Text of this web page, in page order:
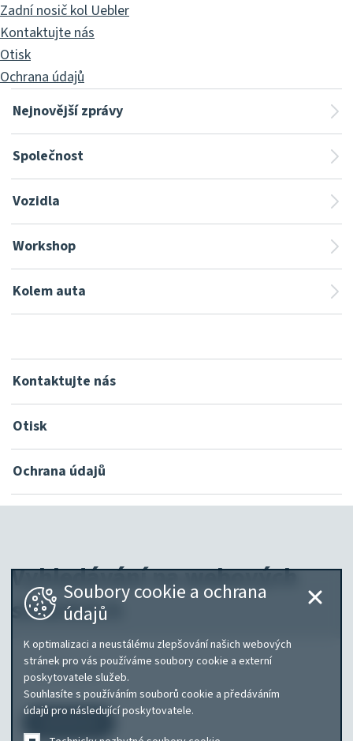
Zadní nosič kol Uebler
Kontaktujte nás
Otisk
Ochrana údajů
Nejnovější zprávy
Společnost
Vozidla
Workshop
Kolem auta
Kontaktujte nás
Otisk
Ochrana údajů
Vyhledávání na webových
stránkách
Co
hledáte?
Soubory cookie a ochrana
údajů
K optimalizaci a neustálému zlepšování našich webových
stránek pro vás používáme soubory cookie a externí
poskytovatele služeb.
Souhlasíte s používáním souborů cookie a předáváním
údajů pro následující poskytovatele.